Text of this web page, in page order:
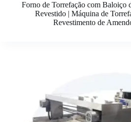
Forno de Torrefação com Baloiço
Revestido | Máquina de
Revestimento de